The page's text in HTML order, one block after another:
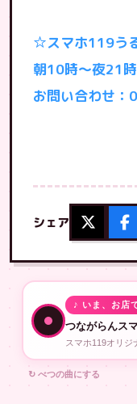
☆スマホ119う
朝10時〜夜21
お問い合わせ
シェア
♪ いま、お店
つながらんス
スマホ119オリジ
↻ べつの曲にする